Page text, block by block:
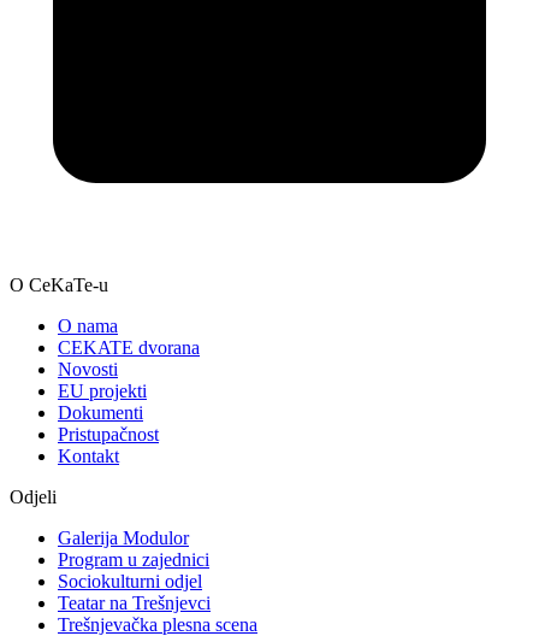
O CeKaTe-u
O nama
CEKATE dvorana
Novosti
EU projekti
Dokumenti
Pristupačnost
Kontakt
Odjeli
Galerija Modulor
Program u zajednici
Sociokulturni odjel
Teatar na Trešnjevci
Trešnjevačka plesna scena